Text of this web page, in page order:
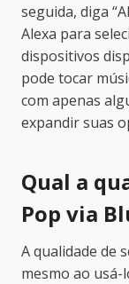
seguida, diga
Alexa para
dispositivos
pode tocar
com apenas
expandir suas
Qual a
Pop via
A qualidade de
mesmo ao